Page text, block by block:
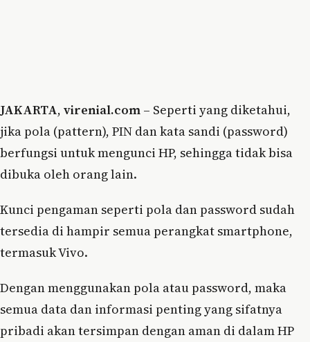
JAKARTA, virenial.com – Seperti yang diketahui,
jika pola (pattern), PIN dan kata sandi (password)
berfungsi untuk mengunci HP, sehingga tidak bisa
dibuka oleh orang lain.
Kunci pengaman seperti pola dan password sudah
tersedia di hampir semua perangkat smartphone,
termasuk Vivo.
Dengan menggunakan pola atau password, maka
semua data dan informasi penting yang sifatnya
pribadi akan tersimpan dengan aman di dalam HP